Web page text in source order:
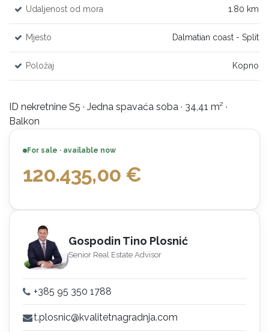
Udaljenost od mora 1.80 km
Mjesto Dalmatian coast - Split
Položaj Kopno
ID nekretnine S5 · Jedna spavaća soba · 34,41 m² ·
Balkon
For sale · available now
120.435,00 €
Gospodin Tino Plosnić
Senior Real Estate Advisor
+385 95 350 1788
t.plosnic@kvalitetnagradnja.com